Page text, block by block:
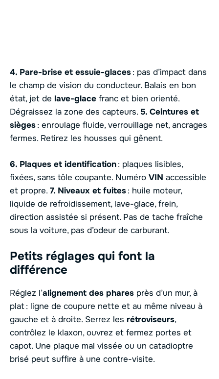
4. Pare-brise et essuie-glaces: pas d’impact dans
le champ de vision du conducteur. Balais en bon
état, jet de lave-glace franc et bien orienté.
Dégraissez la zone des capteurs. 5. Ceintures et
sièges: enroulage fluide, verrouillage net, ancrages
fermes. Retirez les housses qui gênent.
6. Plaques et identification: plaques lisibles,
fixées, sans tôle coupante. Numéro VIN accessible
et propre. 7. Niveaux et fuites: huile moteur,
liquide de refroidissement, lave-glace, frein,
direction assistée si présent. Pas de tache fraîche
sous la voiture, pas d’odeur de carburant.
Petits réglages qui font la
différence
Réglez l’alignement des phares près d’un mur, à
plat : ligne de coupure nette et au même niveau à
gauche et à droite. Serrez les rétroviseurs,
contrôlez le klaxon, ouvrez et fermez portes et
capot. Une plaque mal vissée ou un catadioptre
brisé peut suffire à une contre-visite.